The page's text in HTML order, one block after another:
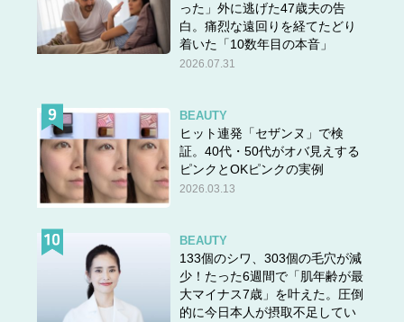
った」外に逃げた47歳夫の告
白。痛烈な遠回りを経てたどり
着いた「10数年目の本音」
2026.07.31
BEAUTY
ヒット連発「セザンヌ」で検
証。40代・50代がオバ見えする
ピンクとOKピンクの実例
2026.03.13
BEAUTY
133個のシワ、303個の毛穴が減
少！たった6週間で「肌年齢が最
大マイナス7歳」を叶えた。圧倒
的に今日本人が摂取不足してい